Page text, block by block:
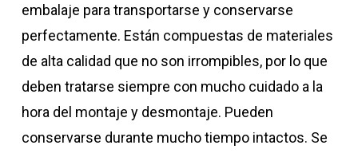
embalaje para transportarse y conservarse
perfectamente. Están compuestas de materiales
de alta calidad que no son irrompibles, por lo que
deben tratarse siempre con mucho cuidado a la
hora del montaje y desmontaje. Pueden
conservarse durante mucho tiempo intactos. Se